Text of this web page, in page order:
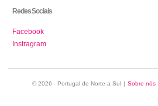
Redes Sociais
Facebook
Instragram
© 2026 - Portugal de Norte a Sul | Sobre nós